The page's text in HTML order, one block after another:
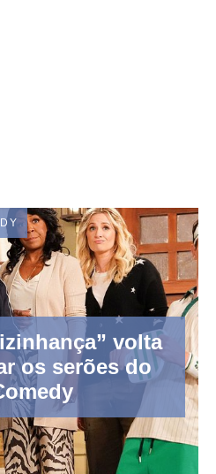
volta
os serões do